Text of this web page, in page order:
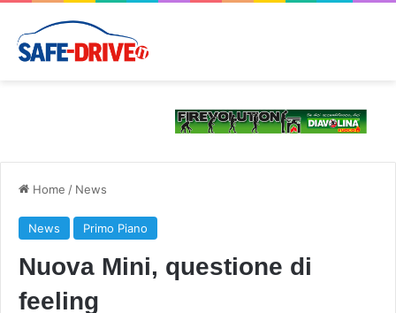
Home / News
News Primo Piano
Nuova Mini, questione di
feeling